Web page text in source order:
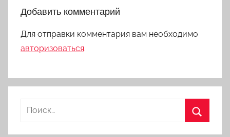
Добавить комментарий
Для отправки комментария вам необходимо
авторизоваться.
Найти: